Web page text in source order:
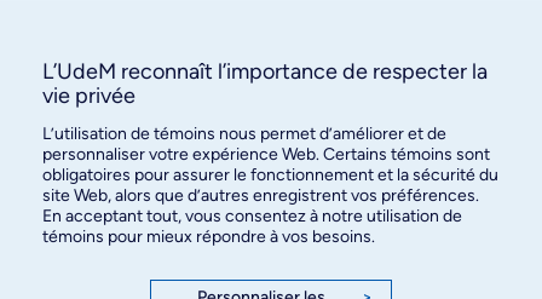
À propos / Nous joindre
des relations publiques
L’UdeM reconnaît l’importance de respecter la
vie privée
L’utilisation de témoins nous permet d’améliorer et de
personnaliser votre expérience Web. Certains témoins sont
obligatoires pour assurer le fonctionnement et la sécurité du
site Web, alors que d’autres enregistrent vos préférences.
En acceptant tout, vous consentez à notre utilisation de
témoins pour mieux répondre à vos besoins.